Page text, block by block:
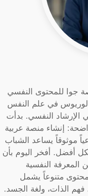
جوا للمحتوى النفسي
في علم النفس
الإرشاد النفسي. بدأت
عام 2020 برؤية واضحة: إنشاء منصة عربية
موثوقاً يساعد الشباب
أفضل. أفخر اليوم بأن
المعرفة النفسية
محتوى متنوعاً يشمل
فهم الذات، ولغة الجسد.